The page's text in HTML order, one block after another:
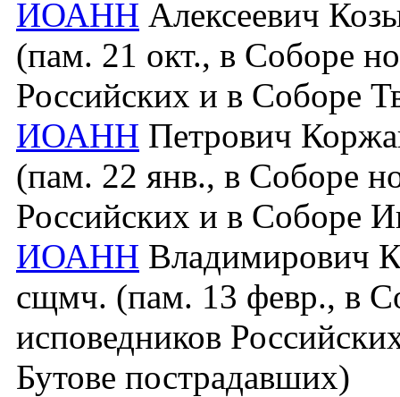
ИОАНН Алексеевич
(пам. 21 окт., в Соборе
Российских и в Соборе
ИОАНН Петрович
(пам. 22 янв., в Соборе
Российских и в Соборе
ИОАНН Владимирович
сщмч. (пам. 13 февр., в
исповедников
Бутове пострадавших)